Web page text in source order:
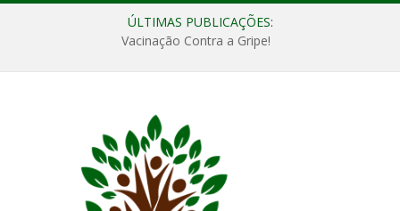
ÚLTIMAS PUBLICAÇÕES:
Vacinação Contra a Gripe!